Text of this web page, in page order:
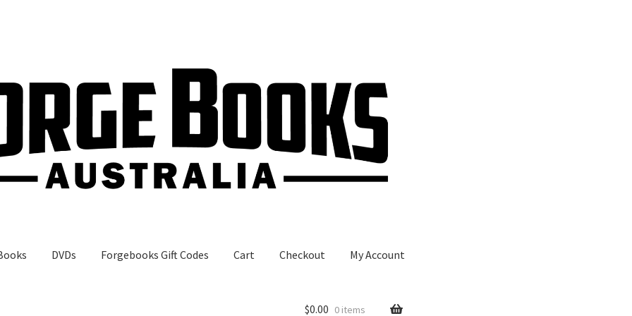
DVDs Forgebooks Gift Codes Cart Checkout My Account
$0.00 0 items